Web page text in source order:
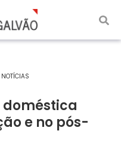
NOTÍCIAS
doméstica
e no pós-